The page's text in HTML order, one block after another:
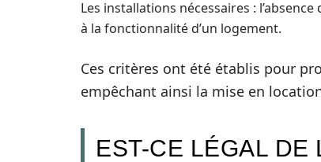
Les installations nécessaires :
à la fonctionnalité d’un logement.
Ces critères ont été établis pour
empêchant ainsi la mise en
EST-CE LÉGAL DE